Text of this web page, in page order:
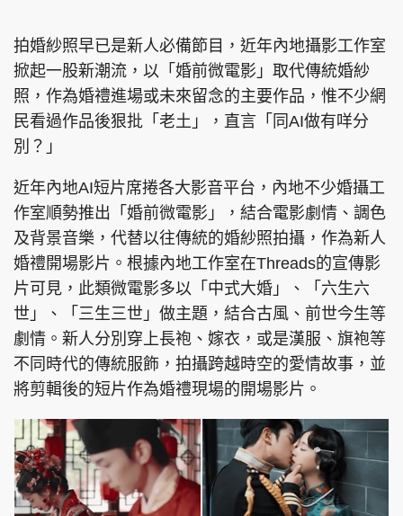
拍婚紗照早已是新人必備節目，近年內地攝影工作室
掀起一股新潮流，以「婚前微電影」取代傳統婚紗
照，作為婚禮進場或未來留念的主要作品，惟不少網
民看過作品後狠批「老土」，直言「同AI做有咩分
別？」
近年內地AI短片席捲各大影音平台，內地不少婚攝工
作室順勢推出「婚前微電影」，結合電影劇情、調色
及背景音樂，代替以往傳統的婚紗照拍攝，作為新人
婚禮開場影片。根據內地工作室在Threads的宣傳影
片可見，此類微電影多以「中式大婚」、「六生六
世」、「三生三世」做主題，結合古風、前世今生等
劇情。新人分別穿上長袍、嫁衣，或是漢服、旗袍等
不同時代的傳統服飾，拍攝跨越時空的愛情故事，並
將剪輯後的短片作為婚禮現場的開場影片。